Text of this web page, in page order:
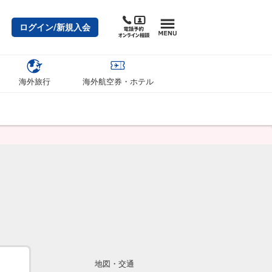
ログイン/新規入会
海外旅行 海外航空券・ホテル
地図・交通